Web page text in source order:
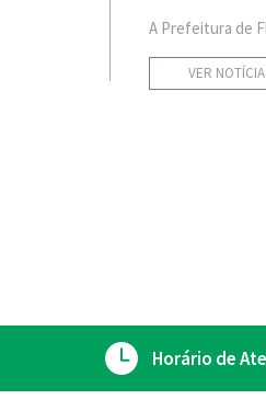
A Prefeitura de
VER NOTÍCIA
Horário de